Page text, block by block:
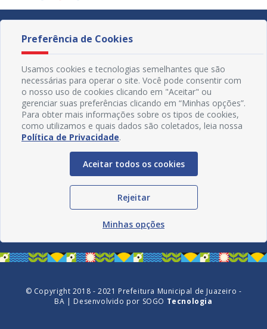
Redes Sociais
© Copyright 2018 - 2021 Prefeitura Municipal de Juazeiro -
BA | Desenvolvido por SOGO Tecnologia
Preferência de Cookies
Usamos cookies e tecnologias semelhantes que são
necessárias para operar o site. Você pode consentir com
o nosso uso de cookies clicando em "Aceitar" ou
gerenciar suas preferências clicando em “Minhas opções”.
Para obter mais informações sobre os tipos de cookies,
como utilizamos e quais dados são coletados, leia nossa
Política de Privacidade.
Aceitar todos os cookies
Rejeitar
Minhas opções